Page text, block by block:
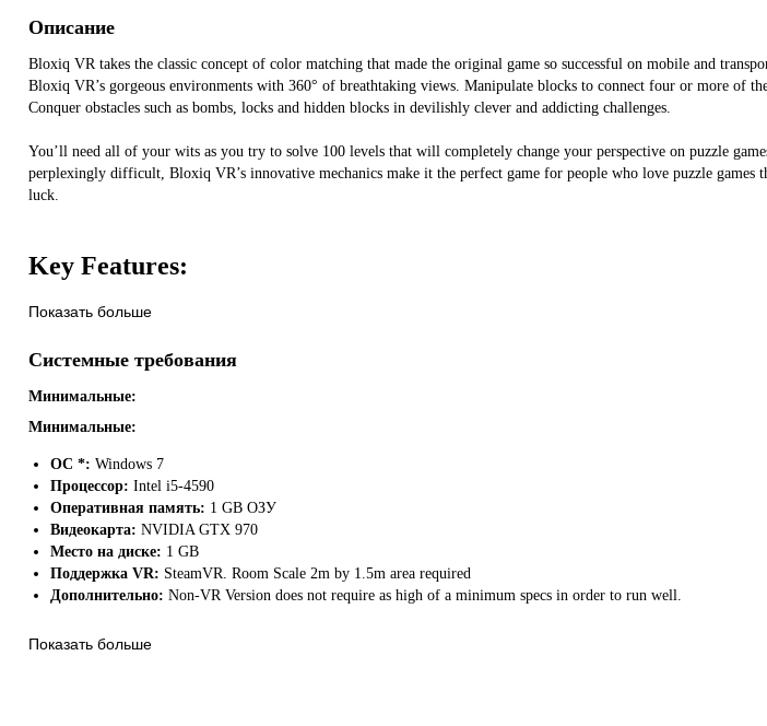
Описание
Bloxiq VR takes the classic concept of color matching that made the original game so successful on mobile and
Bloxiq VR’s gorgeous environments with 360° of breathtaking views. Manipulate blocks to connect four or more of
Conquer obstacles such as bombs, locks and hidden blocks in devilishly clever and addicting challenges.
You’ll need all of your wits as you try to solve 100 levels that will completely change your perspective on puzzle
perplexingly difficult, Bloxiq VR’s innovative mechanics make it the perfect game for people who love puzzle games
luck.
Key Features:
Contains both a VR and non-VR version of this hit puzzle game
Gorgeous game environments rendered in virtual reality
New puzzle mechanics to keep gameplay fresh and challenging
Original, fully scored soundtrack
Показать больше
Системные требования
Минимальные:
Минимальные:
ОС *: Windows 7
Процессор: Intel i5-4590
Оперативная память: 1 GB ОЗУ
Видеокарта: NVIDIA GTX 970
Место на диске: 1 GB
Поддержка VR: SteamVR. Room Scale 2m by 1.5m area required
Дополнительно: Non-VR Version does not require as high of a minimum specs in order to run well.
Показать больше